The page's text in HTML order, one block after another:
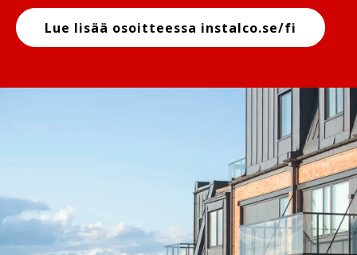
Lue lisää osoitteessa instalco.se/fi